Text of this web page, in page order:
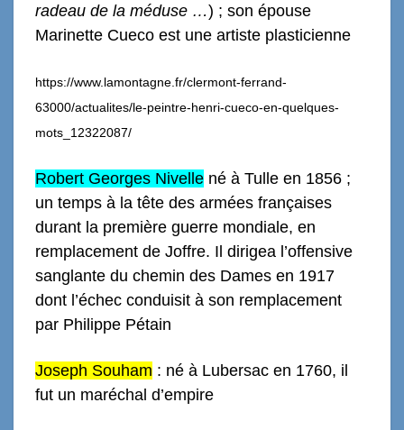
radeau de la méduse …) ; son épouse
Marinette Cueco est une artiste plasticienne
https://www.lamontagne.fr/clermont-ferrand-
63000/actualites/le-peintre-henri-cueco-en-quelques-
mots_12322087/
Robert Georges Nivelle né à Tulle en 1856 ;
un temps à la tête des armées françaises
durant la première guerre mondiale, en
remplacement de Joffre. Il dirigea l’offensive
sanglante du chemin des Dames en 1917
dont l’échec conduisit à son remplacement
par Philippe Pétain
Joseph Souham : né à Lubersac en 1760, il
fut un maréchal d’empire